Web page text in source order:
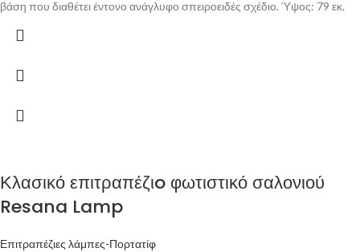
βάση που διαθέτει έντονο ανάγλυφο σπειροειδές σχέδιο. Ύψος: 79 εκ.
Κλασικό επιτραπέζιo φωτιστικό σαλονιού
Resana Lamp
Επιτραπέζιες λάμπες-Πορτατίφ